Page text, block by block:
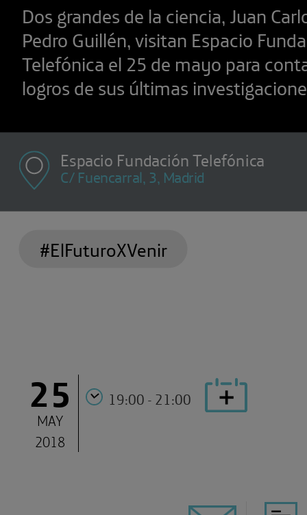
Dos grandes de la ciencia, Juan
Pedro Guillén, visitan Espacio
Telefónica el 25 de mayo para
logros de sus últimas
Espacio Fundación Telefónica
C/ Fuencarral, 3, Madrid
#ElFuturoXVenir
25
MAY
2018
19:00 - 21:00